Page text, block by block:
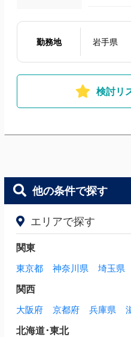
勤務地 岩手県
検討リ
他の条件で探す
エリアで探す
関東
東京都 神奈川県 埼玉県
関西
大阪府 京都府 兵庫県
北海道･東北